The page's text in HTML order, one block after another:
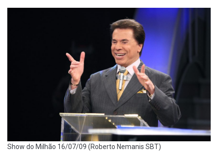
Show do Milhão 16/07/09 (Roberto Nemanis SBT)